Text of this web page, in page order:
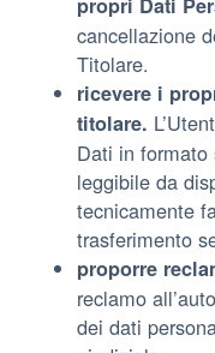
propri Dati
cancellazione
Titolare.
ricevere i
titolare.
Dati in
leggibile da
tecnicamente
trasferimento
proporre
reclamo
dei dati